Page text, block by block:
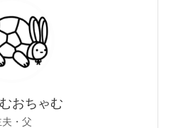
おちゃむ
夫・父